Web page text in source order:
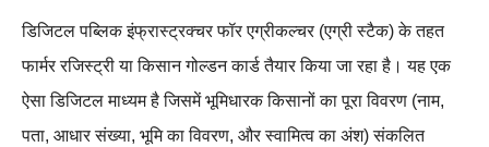
डिजिटल पब्लिक इंफ्रास्ट्रक्चर फॉर एग्रीकल्चर (एग्री स्टैक) के तहत
फार्मर रजिस्ट्री या किसान गोल्डन कार्ड तैयार किया जा रहा है। यह एक
ऐसा डिजिटल माध्यम है जिसमें भूमिधारक किसानों का पूरा विवरण (नाम,
पता, आधार संख्या, भूमि का विवरण, और स्वामित्व का अंश) संकलित